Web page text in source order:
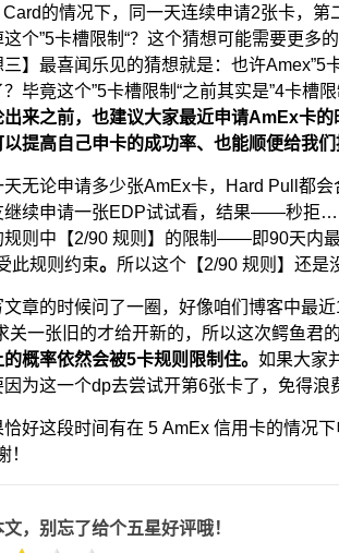
的情况下，同一天连续申请2张卡，
这个”5卡槽限制“？这个猜想可能需要更
三】最喜闻乐见的猜想就是：也许
毕竟这个”5卡槽限制“之前其实是”4卡槽
出来之前，也建议大家最近申请AmEx卡
提高自己申卡的成功率、也能顺便给我
天无论申请多少张AmEx卡，Hard Pull都
继续申请一张EDP试试看，结果——秒
规则中【2/90 规则】的限制——即90天内
此规则约束。 所以这个【2/90 规则】还是
章的时候问了一圈，好像咱们博客中最
关一张旧的才给开新的，所以这次鳄鱼君
概率依然会被5卡规则限制住。 如果大家
为这一个dp去尝试开第6张卡了，免得浪
恰好这段时间有在 5 AmEx 信用卡的情况
！
，别忘了给个五星好评哦！